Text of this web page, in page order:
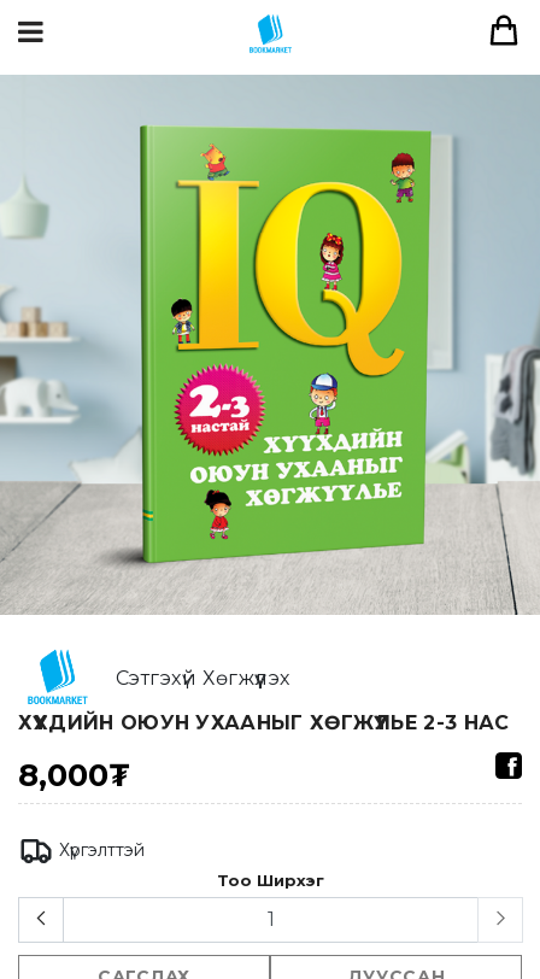
Сэтгэхүй Хөгжүүлэх
ХҮҮХДИЙН ОЮУН УХААНЫГ ХӨГЖҮҮЛЬЕ 2-3 НАС
8,000₮
Хүргэлттэй
Тоо Ширхэг